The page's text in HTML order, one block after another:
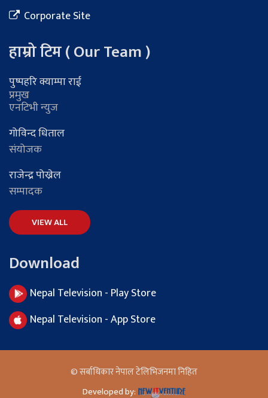
Corporate Site
हाम्रो टिम ( Our Team )
पुष्पहरि क्याम्पा राई
प्रमुख
एनटिभी न्युज
गोविन्द धिताल
संयोजक
राजेन्द्र पोख्रेल
सम्पादक
VIEW ALL
Download
Nepal Television - Play Store
Nepal Television - App Store
© सर्बाधिकार नेपाल टेलिभिजनमा निहित
Developed by: